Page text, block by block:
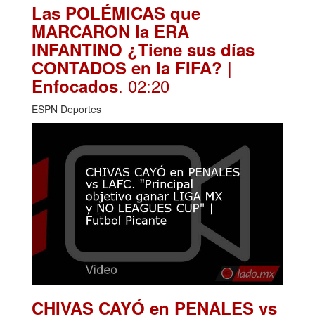
Las POLÉMICAS que
MARCARON la ERA
INFANTINO ¿Tiene sus días
CONTADOS en la FIFA? |
Enfocados. 02:20
ESPN Deportes
CHIVAS CAYÓ en PENALES vs